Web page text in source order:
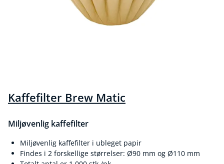
Kaffefilter Brew Matic
Miljøvenlig kaffefilter
Miljøvenlig kaffefilter i ubleget papir
Findes i 2 forskellige størrelser: Ø90 mm og Ø110 mm